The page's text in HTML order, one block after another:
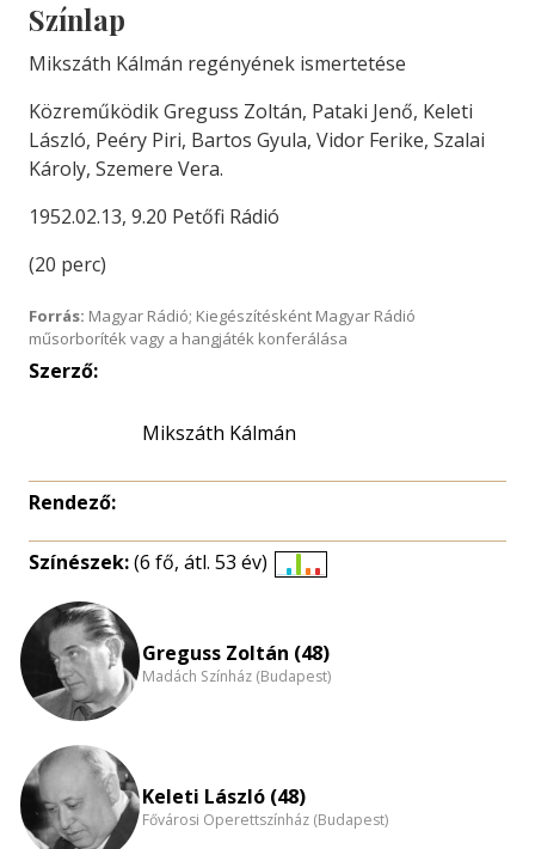
Színlap
Mikszáth Kálmán regényének ismertetése
Közreműködik Greguss Zoltán, Pataki Jenő, Keleti
László, Peéry Piri, Bartos Gyula, Vidor Ferike, Szalai
Károly, Szemere Vera.
1952.02.13, 9.20 Petőfi Rádió
(20 perc)
Forrás: Magyar Rádió; Kiegészítésként Magyar Rádió
műsorboríték vagy a hangjáték konferálása
Szerző:
Mikszáth Kálmán
Rendező:
Színészek:(6 fő, átl. 53 év)
nagyítása
Greguss Zoltán (48)
Madách Színház (Budapest)
Keleti László (48)
Fővárosi Operettszínház (Budapest)